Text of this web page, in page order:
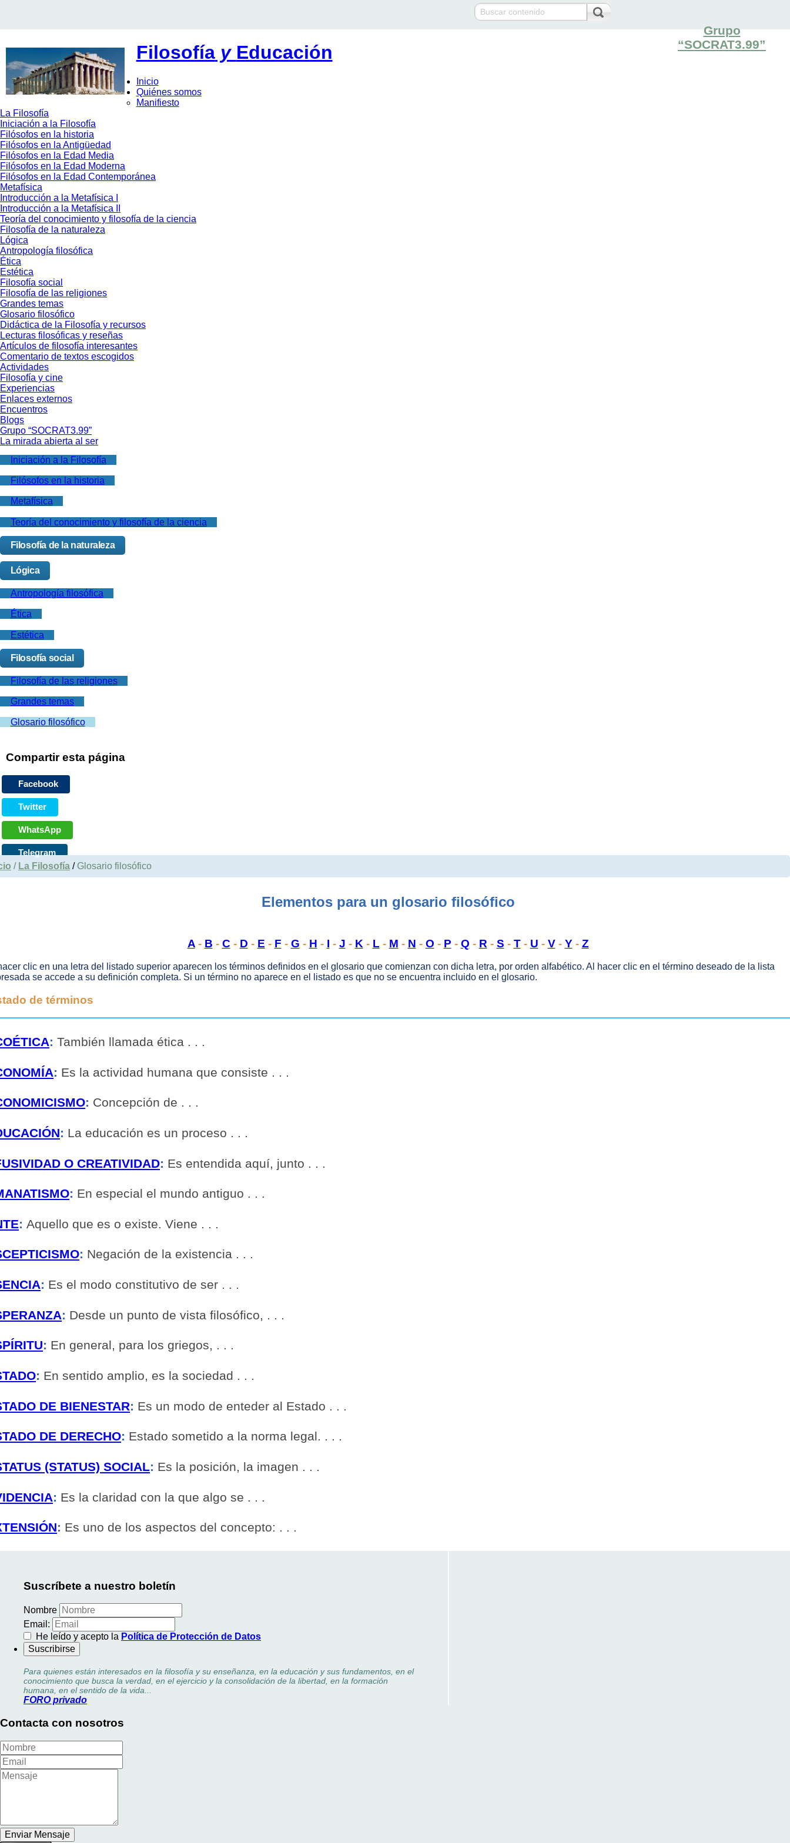
Filosofíay Educación
Grupo
“SOCRAT3.99”
Inicio
Quiénes somos
Manifiesto
La Filosofía
Iniciación a la Filosofía
Filósofos en la historia
Filósofos en la Antigüedad
Filósofos en la Edad Media
Filósofos en la Edad Moderna
Filósofos en la Edad Contemporánea
Metafísica
Introducción a la Metafísica I
Introducción a la Metafísica II
Teoría del conocimiento y filosofía de la ciencia
Filosofía de la naturaleza
Lógica
Antropología filosófica
Ética
Estética
Filosofía social
Filosofía de las religiones
Grandes temas
Glosario filosófico
Didáctica de la Filosofía y recursos
Lecturas filosóficas y reseñas
Artículos de filosofía interesantes
Comentario de textos escogidos
Actividades
Filosofía y cine
Experiencias
Enlaces externos
Encuentros
Blogs
Grupo “SOCRAT3.99”
La mirada abierta al ser
Iniciación a la Filosofía
Filósofos en la historia
Metafísica
Teoría del conocimiento y filosofía de la ciencia
Filosofía de la naturaleza
Lógica
Antropología filosófica
Ética
Estética
Filosofía social
Filosofía de las religiones
Grandes temas
Glosario filosófico
Compartir esta página
Facebook
Twitter
WhatsApp
Telegram
/ La Filosofía / Glosario filosófico
Elementos para un glosario filosófico
A- B - C - D - E - F - G - H - I - J - K - L - M - N - O - P - Q - R - S - T- U - V- Y- Z
clic en una letra del listado superior aparecen los términos definidos en el glosario que comienzan con dicha letra, por orden alfabético. Al hacer clic en el término deseado de la lista
se accede a su definición completa. Si un término no aparece en el listado es que no se encuentra incluido en el glosario.
de términos
: También llamada ética . . .
: Es la actividad humana que consiste . . .
: Concepción de . . .
: La educación es un proceso . . .
O CREATIVIDAD: Es entendida aquí, junto . . .
: En especial el mundo antiguo . . .
: Aquello que es o existe. Viene . . .
: Negación de la existencia . . .
: Es el modo constitutivo de ser . . .
: Desde un punto de vista filosófico, . . .
: En general, para los griegos, . . .
: En sentido amplio, es la sociedad . . .
DE BIENESTAR: Es un modo de enteder al Estado . . .
DE DERECHO: Estado sometido a la norma legal. . . .
(STATUS) SOCIAL: Es la posición, la imagen . . .
: Es la claridad con la que algo se . . .
: Es uno de los aspectos del concepto: . . .
Suscríbete a nuestro boletín
Nombre
Email:
He leído y acepto la Política de Protección de Datos
Para quienes están interesados en la filosofía y su enseñanza, en la educación y sus fundamentos, en el
conocimiento que busca la verdad, en el ejercicio y la consolidación de la libertad, en la formación
humana, en el sentido de la vida...
FORO privado
Contacta con nosotros